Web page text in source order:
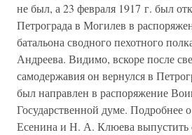
не был, а 23 февраля 1917 г. был
Петрограда в Могилев в
батальона сводного пехотного
Андреева. Видимо, вскоре после
самодержавия он вернулся в
был направлен в распоряжение
Государственной думе. Подробнее
Есенина и Н. А. Клюева выпустить